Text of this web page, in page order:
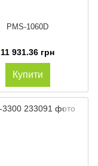
PMS-1060D
11 931.36 грн
Купити